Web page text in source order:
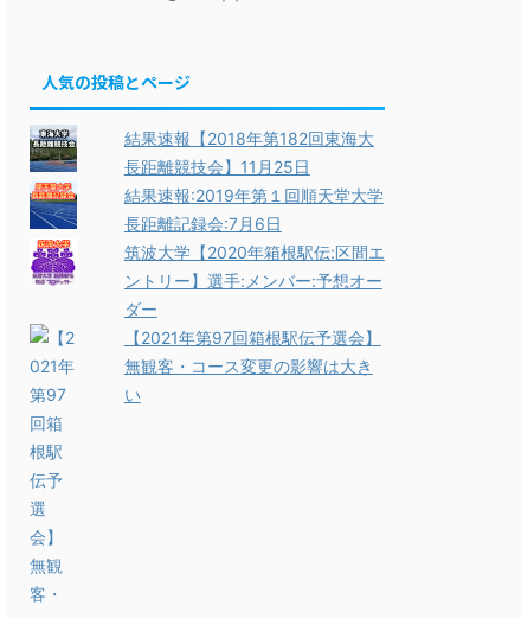
人気の投稿とページ
結果速報【2018年第182回東海大
長距離競技会】11月25日
結果速報:2019年第１回順天堂大学
長距離記録会:7月6日
筑波大学【2020年箱根駅伝:区間エ
ントリー】選手:メンバー:予想オー
ダー
【2021年第97回箱根駅伝予選会】
無観客・コース変更の影響は大き
い